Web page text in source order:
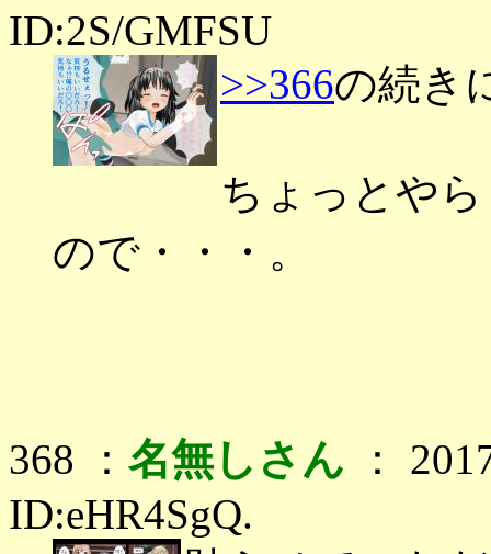
ID:2S/GMFSU
>>366の続き
ちょっとや
ので・・・。
368 ： 名無しさん ：
ID:eHR4SgQ.